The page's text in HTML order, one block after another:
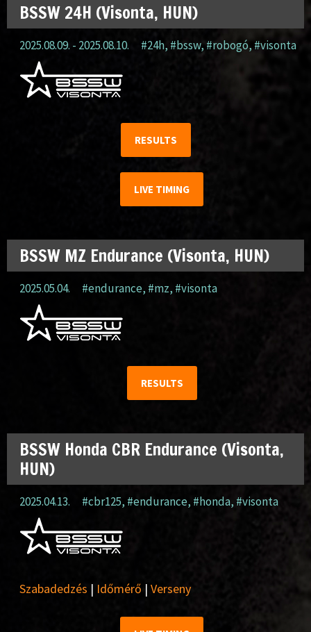
BSSW 24H (Visonta, HUN)
2025.08.09. - 2025.08.10. #24h, #bssw, #robogó,#visonta
RESULTS
LIVE TIMING
BSSW MZ Endurance (Visonta, HUN)
2025.05.04. #endurance, #mz, #visonta
RESULTS
BSSW Honda CBR Endurance (Visonta,
HUN)
2025.04.13. #cbr125, #endurance, #honda, #visonta
Szabadedzés | Időmérő | Verseny